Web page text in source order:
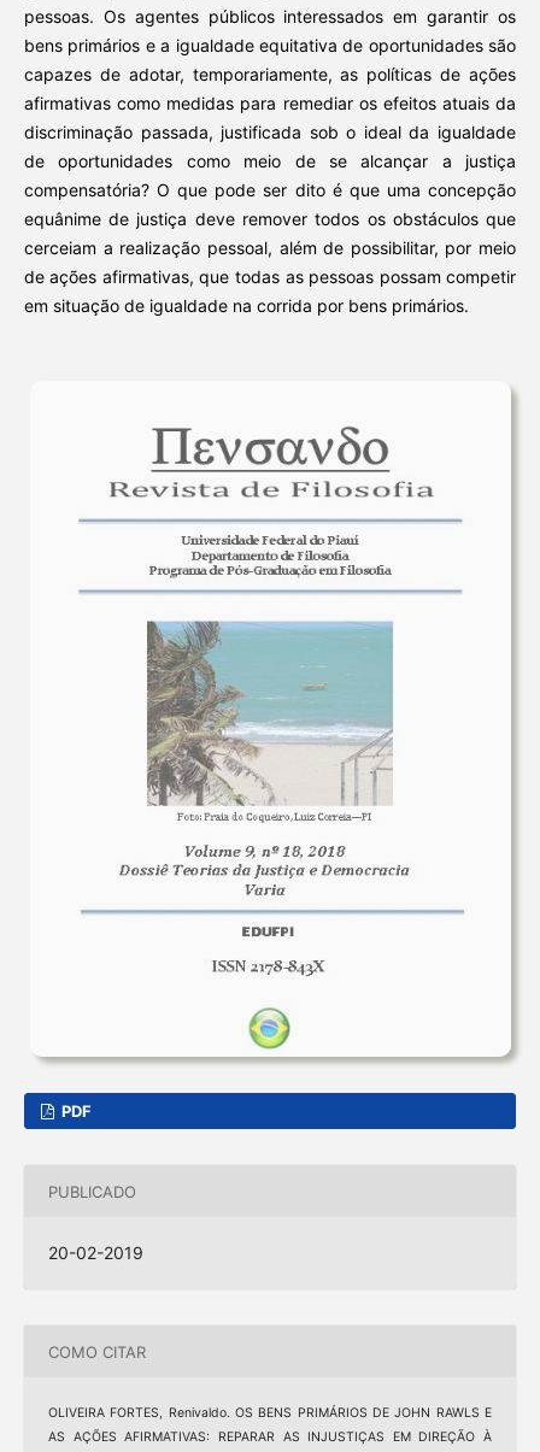
pessoas. Os agentes públicos interessados em garantir os
bens primários e a igualdade equitativa de oportunidades são
capazes de adotar, temporariamente, as políticas de ações
afirmativas como medidas para remediar os efeitos atuais da
discriminação passada, justificada sob o ideal da igualdade
de oportunidades como meio de se alcançar a justiça
compensatória? O que pode ser dito é que uma concepção
equânime de justiça deve remover todos os obstáculos que
cerceiam a realização pessoal, além de possibilitar, por meio
de ações afirmativas, que todas as pessoas possam competir
em situação de igualdade na corrida por bens primários.
PDF
PUBLICADO
20-02-2019
COMO CITAR
OLIVEIRA FORTES, Renivaldo. OS BENS PRIMÁRIOS DE JOHN RAWLS E
AS AÇÕES AFIRMATIVAS: REPARAR AS INJUSTIÇAS EM DIREÇÃO À